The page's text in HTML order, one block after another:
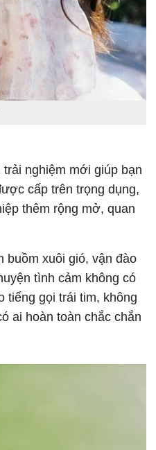
nghiệm mới giúp bạn
cấp trên trọng dụng,
thêm rộng mở, quan
buồm xuôi gió, vận đào
tình cảm không có
tiếng gọi trái tim, không
ai hoàn toàn chắc chắn